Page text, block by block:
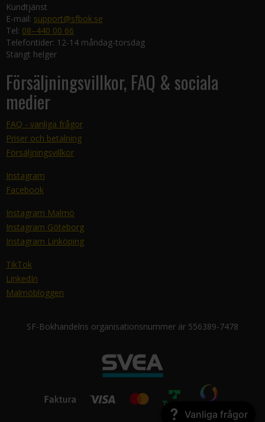
Kundtjänst
E-mail: support@sfbok.se
Tel: 08–440 00 66
Telefontider: 12-14 måndag-torsdag
Stängt helger
Försäljningsvillkor, FAQ & sociala
medier
FAQ - vanliga frågor
Priser och betalning
Försäljningsvillkor
Instagram
Facebook
Instagram Malmö
Instagram Göteborg
Instagram Linköping
TikTok
LinkedIn
Malmöbloggen
SF-Bokhandelns organisationsnummer är 556389-7478
Vanliga frågor